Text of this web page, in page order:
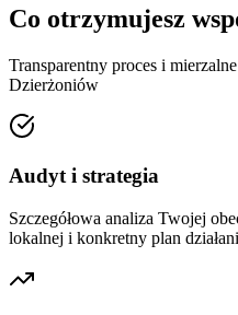
Co otrzymujesz
Transparentny proces i
Dzierżoniów
Audyt i strategia
Szczegółowa analiza Twojej
lokalnej i konkretny plan